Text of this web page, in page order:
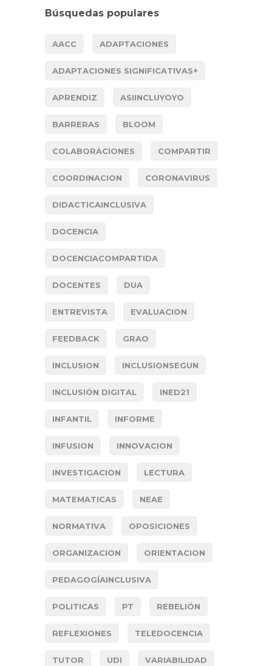
Búsquedas populares
AACC ADAPTACIONES
ADAPTACIONES SIGNIFICATIVAS+
APRENDIZ ASIINCLUYOYO
BARRERAS BLOOM
COLABORACIONES COMPARTIR
COORDINACION CORONAVIRUS
DIDACTICAINCLUSIVA
DOCENCIA
DOCENCIACOMPARTIDA
DOCENTES DUA
ENTREVISTA EVALUACION
FEEDBACK GRAO
INCLUSION INCLUSIONSEGUN
INCLUSIÓN DIGITAL INED21
INFANTIL INFORME
INFUSION INNOVACION
INVESTIGACION LECTURA
MATEMATICAS NEAE
NORMATIVA OPOSICIONES
ORGANIZACION ORIENTACION
PEDAGOGÍAINCLUSIVA
POLITICAS PT REBELIÓN
REFLEXIONES TELEDOCENCIA
TUTOR UDI VARIABILIDAD